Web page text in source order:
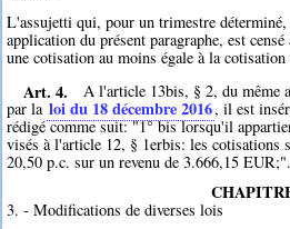
L'assujetti qui, pour un trimestre
application du présent paragraphe, est
une cotisation au moins égale à la
Art. 4.
A l'article 13bis, § 2, du même
par la loi du 18 décembre 2016, il est
rédigé comme suit: "1° bis lorsqu'il
visés à l'article 12, § 1erbis: les cotisations
20,50 p.c. sur un revenu de 3.666,15 EUR;".
3. - Modifications de diverses lois